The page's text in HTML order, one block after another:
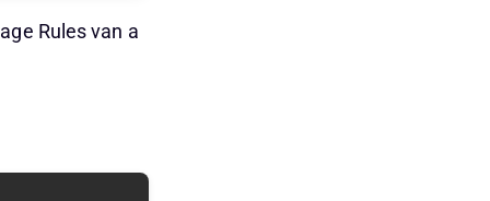
Rules van a